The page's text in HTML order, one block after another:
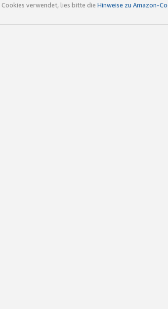
verwendet, lies bitte die Hinweise zu Amazon-